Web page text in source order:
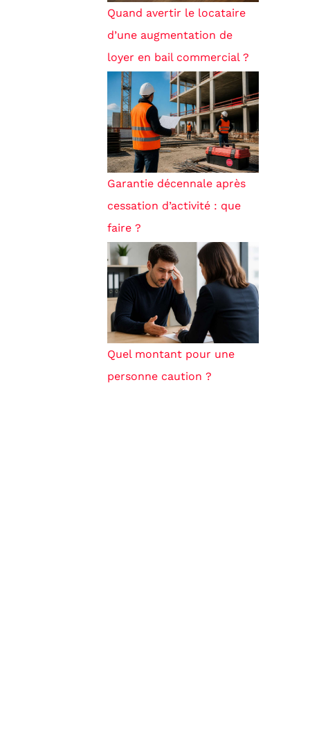
Quand avertir le locataire
d’une augmentation de
loyer en bail commercial ?
Garantie décennale après
cessation d’activité : que
faire ?
Quel montant pour une
personne caution ?